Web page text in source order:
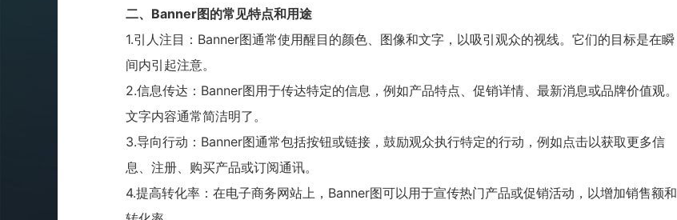
二、 Banner图的常见特点和用途
1.引人注目： Banner图通常使用醒目的颜色、图像和文字，以吸引观众的视线。它们的目标是在瞬
间内引起注意。
2.信息传达： Banner图用于传达特定的信息，例如产品特点、促销详情、最新消息或品牌价值观。
文字内容通常简洁明了。
3.导向行动： Banner图通常包括按钮或链接，鼓励观众执行特定的行动，例如点击以获取更多信
息、注册、购买产品或订阅通讯。
4.提高转化率：在电子商务网站上， Banner图可以用于宣传热门产品或促销活动，以增加销售额和